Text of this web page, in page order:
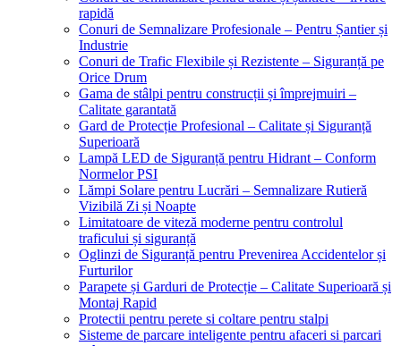
rapidă
Conuri de Semnalizare Profesionale – Pentru Șantier și
Industrie
Conuri de Trafic Flexibile și Rezistente – Siguranță pe
Orice Drum
Gama de stâlpi pentru construcții și împrejmuiri –
Calitate garantată
Gard de Protecție Profesional – Calitate și Siguranță
Superioară
Lampă LED de Siguranță pentru Hidrant – Conform
Normelor PSI
Lămpi Solare pentru Lucrări – Semnalizare Rutieră
Vizibilă Zi și Noapte
Limitatoare de viteză moderne pentru controlul
traficului și siguranță
Oglinzi de Siguranță pentru Prevenirea Accidentelor și
Furturilor
Parapete și Garduri de Protecție – Calitate Superioară și
Montaj Rapid
Protectii pentru perete si coltare pentru stalpi
Sisteme de parcare inteligente pentru afaceri si parcari